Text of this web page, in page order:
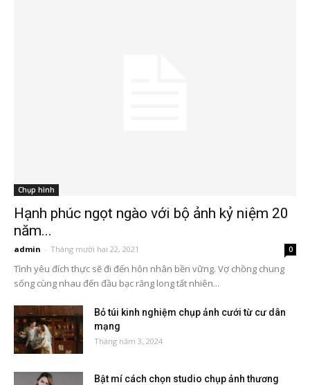
Chụp hình
Hạnh phúc ngọt ngào với bộ ảnh kỷ niệm 20
năm...
admin - Tháng mười hai 22, 2021 0
Tình yêu đích thực sẽ đi đến hôn nhân bền vững. Vợ chồng chung
sống cùng nhau đến đầu bạc răng long tất nhiên...
Bỏ túi kinh nghiệm chụp ảnh cưới từ cư dân
mạng
Tháng năm 3, 2024
Bật mí cách chọn studio chụp ảnh thương